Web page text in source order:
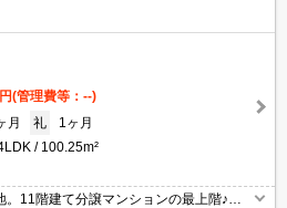
(管理費等：--)
月 礼
1ヶ月
100.25m²
11階建て分譲マンションの最上階♪フ